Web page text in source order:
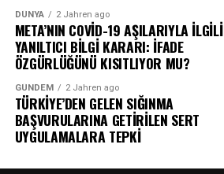
DÜNYA 2 Jahren ago
META’NIN COVİD-19 AŞILARIYLA İLGİLİ
YANILTICI BİLGİ KARARI: İFADE
ÖZGÜRLÜĞÜNÜ KISITLIYOR MU?
GÜNDEM 2 Jahren ago
TÜRKİYE’DEN GELEN SIĞINMA
BAŞVURULARINA GETİRİLEN SERT
UYGULAMALARA TEPKİ